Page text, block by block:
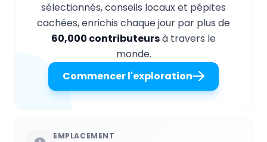
sélectionnés, conseils locaux et pépites
cachées, enrichis chaque jour par plus de
60,000 contributeursà travers le
monde.
Commencer l'exploration
EMPLACEMENT